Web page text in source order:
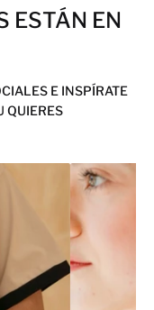
ESTÁN EN
E INSPÍRATE
QUIERES